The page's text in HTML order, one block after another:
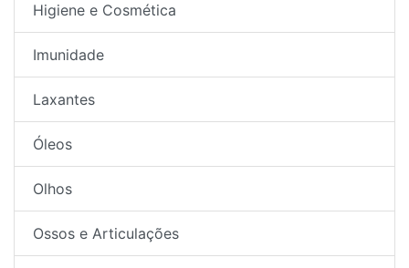
Higiene e Cosmética
Imunidade
Laxantes
Óleos
Olhos
Ossos e Articulações